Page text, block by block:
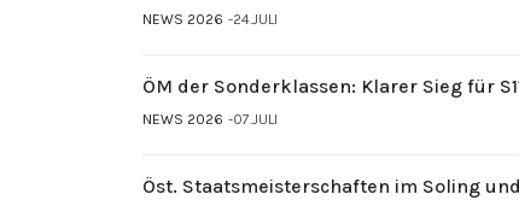
NEWS 2026 24.JULI
ÖM der Sonderklassen: Klarer Sieg für
NEWS 2026 07.JULI
Öst. Staatsmeisterschaften im Soling